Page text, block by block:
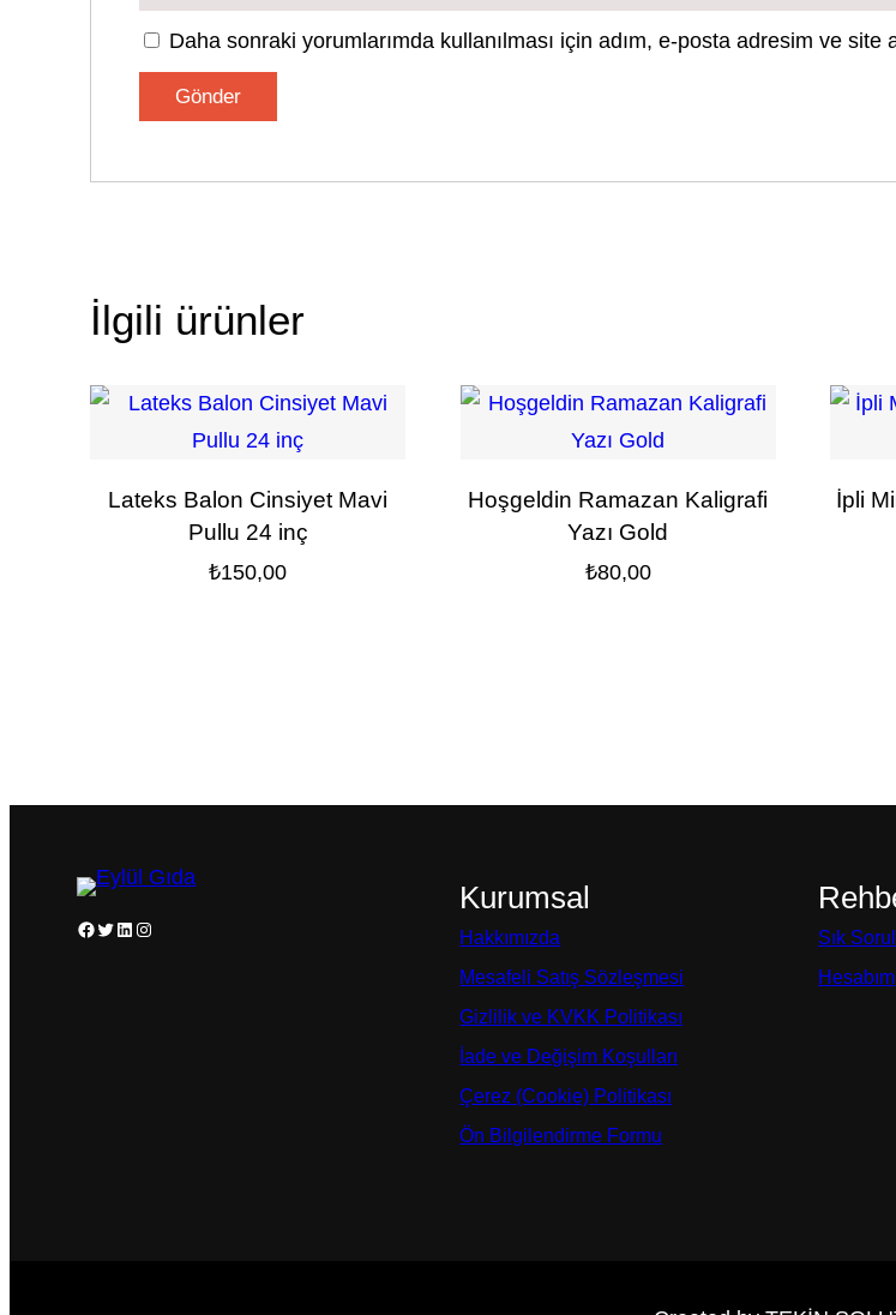
Daha sonraki yorumlarımda kullanılması için adım, e-posta adresim ve site
İlgili ürünler
Lateks Balon Cinsiyet Mavi
Pullu 24 inç
₺150,00
Hoşgeldin Ramazan Kaligrafi
Yazı Gold
₺80,00
İpli
Facebook Twitter LinkedIn Instagram
Kurumsal
Hakkımızda
Mesafeli Satış Sözleşmesi
Gizlilik ve KVKK Politikası
İade ve Değişim Koşulları
Çerez (Cookie) Politikası
Ön Bilgilendirme Formu
Sık
Hesabım